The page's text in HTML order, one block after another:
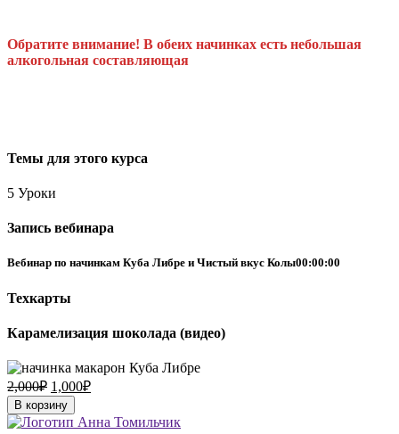
Обратите внимание! В обеих начинках есть небольшая
алкогольная составляющая
Темы для этого курса
5 Уроки
Запись вебинара
Вебинар по начинкам Куба Либре и Чистый вкус Колы00:00:00
Техкарты
Карамелизация шоколада (видео)
2,000₽ 1,000₽
В корзину